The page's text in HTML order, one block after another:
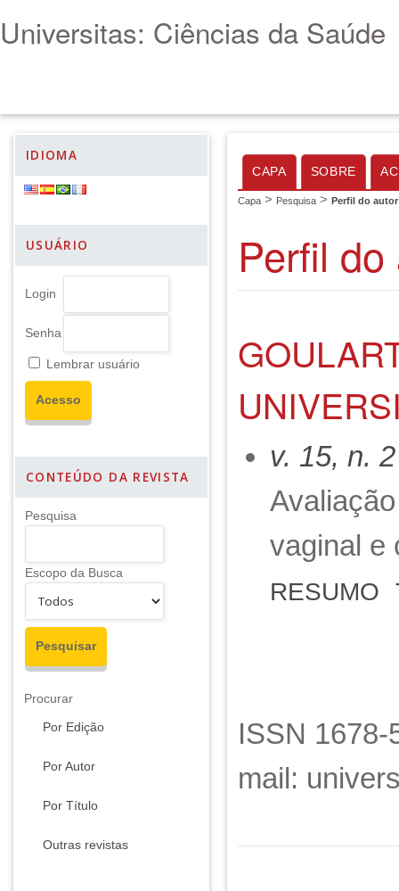
Universitas: Ciências da Saúde
IDIOMA
USUÁRIO
Login
Senha
Lembrar usuário
CONTEÚDO DA REVISTA
Pesquisa
Escopo da Busca
Procurar
Por Edição
Por Autor
Por Título
Outras revistas
CAPA SOBRE
Capa > Pesquisa > Perfil do autor
Perfil
v. 15, n.
vaginal e
RESUMO
ISSN
mail: